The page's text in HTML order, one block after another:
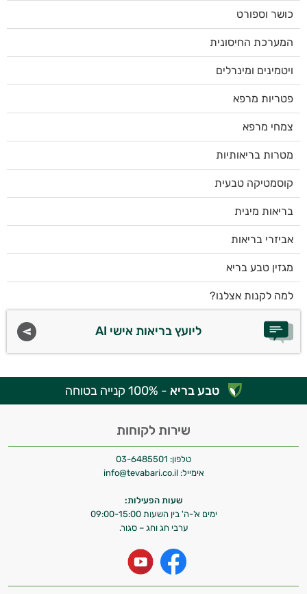
כושר וספורט
המערכת החיסונית
ויטמינים ומינרלים
פטריות מרפא
צמחי מרפא
מטרות בריאותיות
קוסמטיקה טבעית
בריאות מינית
אביזרי בריאות
מגזין טבע בריא
למה לקנות אצלנו?
ליועץ בריאות אישי AI
טבע בריא - 100% קנייה בטוחה
שירות לקוחות
טלפון: 03-6485501
אימייל: info@tevabari.co.il
שעות הפעילות:
ימים א'-ה' בין השעות 09:00-15:00
ערבי חג וחג – סגור.